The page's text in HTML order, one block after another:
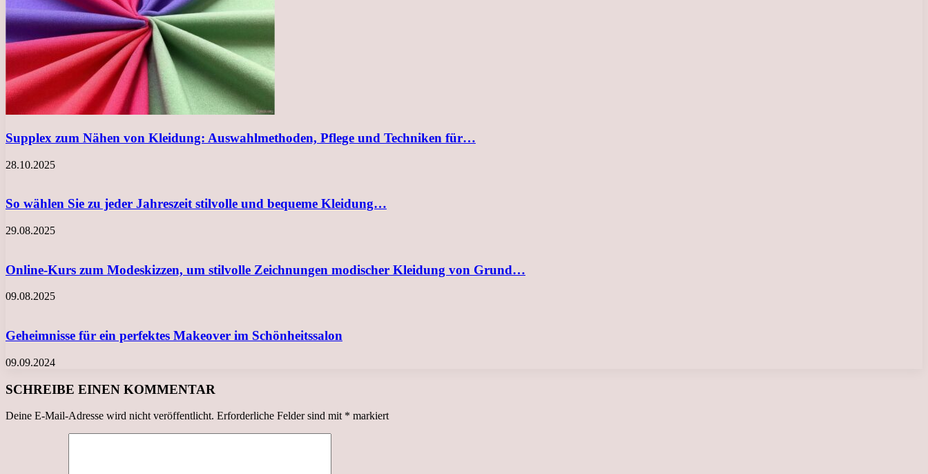
Supplex zum Nähen von Kleidung: Auswahlmethoden, Pflege und Techniken für…
28.10.2025
So wählen Sie zu jeder Jahreszeit stilvolle und bequeme Kleidung…
29.08.2025
Online-Kurs zum Modeskizzen, um stilvolle Zeichnungen modischer Kleidung von Grund…
09.08.2025
Geheimnisse für ein perfektes Makeover im Schönheitssalon
09.09.2024
SCHREIBE EINEN KOMMENTAR
Deine E-Mail-Adresse wird nicht veröffentlicht. Erforderliche Felder sind mit * markiert